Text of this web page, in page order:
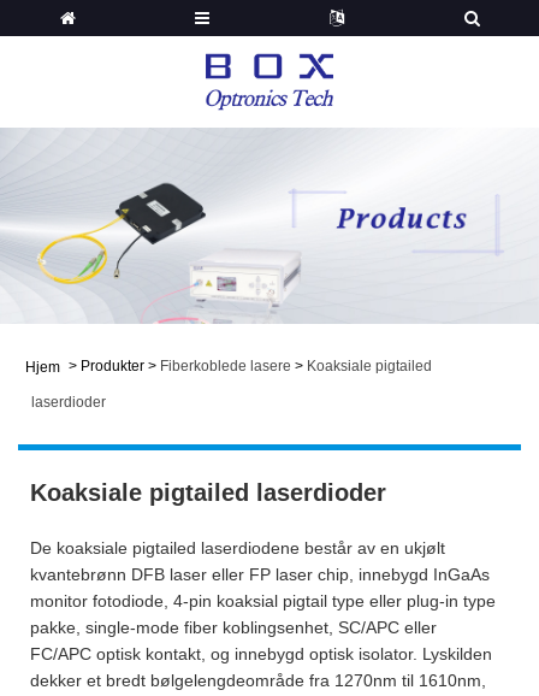
Hjem > Produkter > Fiberkoblede lasere > Koaksiale pigtailed
laserdioder
Koaksiale pigtailed laserdioder
De koaksiale pigtailed laserdiodene består av en ukjølt
kvantebrønn DFB laser eller FP laser chip, innebygd InGaAs
monitor fotodiode, 4-pin koaksial pigtail type eller plug-in type
pakke, single-mode fiber koblingsenhet, SC/APC eller
FC/APC optisk kontakt, og innebygd optisk isolator. Lyskilden
dekker et bredt bølgelengdeområde fra 1270nm til 1610nm,